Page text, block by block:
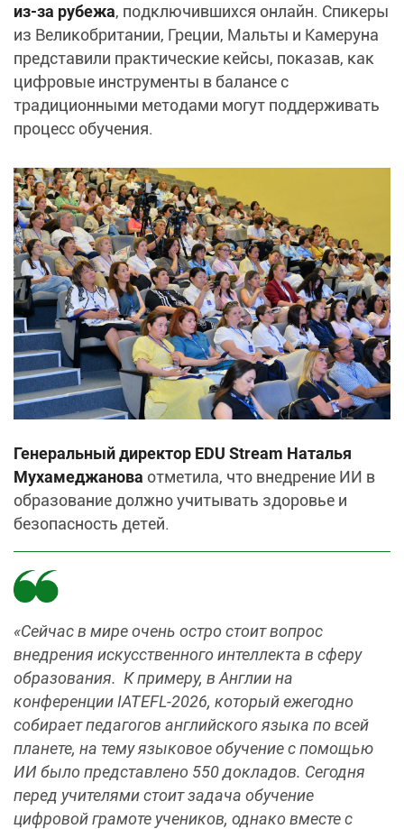
из-за рубежа, подключившихся онлайн. Спикеры
из Великобритании, Греции, Мальты и Камеруна
представили практические кейсы, показав, как
цифровые инструменты в балансе с
традиционными методами могут поддерживать
процесс обучения.
Генеральный директор EDU Stream Наталья
Мухамеджанова отметила, что внедрение ИИ в
образование должно учитывать здоровье и
безопасность детей.
«Сейчас в мире очень остро стоит вопрос
внедрения искусственного интеллекта в сферу
образования. К примеру, в Англии на
конференции IATEFL-2026, который ежегодно
собирает педагогов английского языка по всей
планете, на тему языковое обучение с помощью
ИИ было представлено 550 докладов. Сегодня
перед учителями стоит задача обучение
цифровой грамоте учеников, однако вместе с